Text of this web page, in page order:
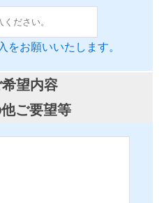
お願いいたします。
希望内容
ご要望等